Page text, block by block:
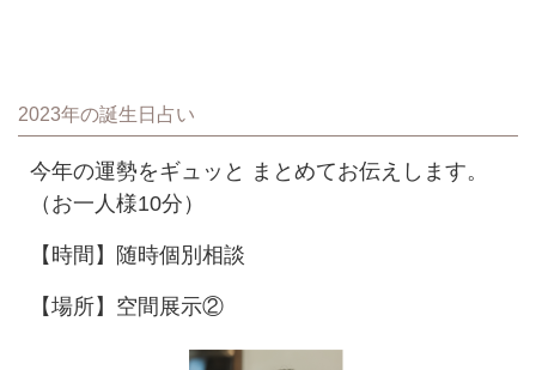
2023年の誕生日占い
今年の運勢をギュッと まとめてお伝えします。
（お一人様10分）
【時間】随時個別相談
【場所】空間展示②